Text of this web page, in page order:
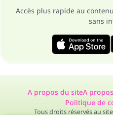
Accès plus rapide au
sans
A propos du siteA
Politique de
Tous droits réservés au